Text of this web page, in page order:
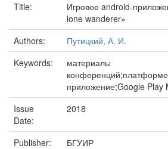
Title:
Игровое android-
lone wanderer»
Authors:
Путицкий, А. И.
Keywords:
материалы
приложение;Google Play
Issue
Date:
2018
Publisher:
БГУИР